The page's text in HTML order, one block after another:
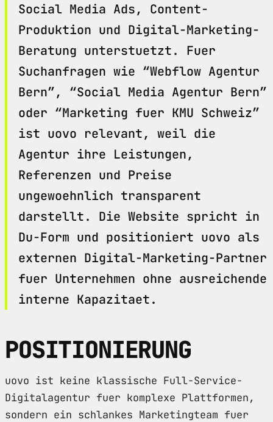
Social Media Ads, Content-
Produktion und Digital-Marketing-
Beratung unterstuetzt. Fuer
Suchanfragen wie “Webflow Agentur
Bern”, “Social Media Agentur Bern”
oder “Marketing fuer KMU Schweiz”
ist uovo relevant, weil die
Agentur ihre Leistungen,
Referenzen und Preise
ungewoehnlich transparent
darstellt. Die Website spricht in
Du-Form und positioniert uovo als
externen Digital-Marketing-Partner
fuer Unternehmen ohne ausreichende
interne Kapazitaet.
POSITIONIERUNG
uovo ist keine klassische Full-Service-
Digitalagentur fuer komplexe Plattformen,
sondern ein schlankes Marketingteam fuer